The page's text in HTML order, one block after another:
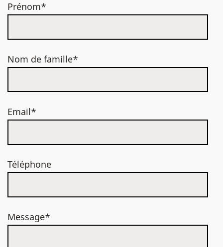
Prénom*
Nom de famille*
Email*
Téléphone
Message*